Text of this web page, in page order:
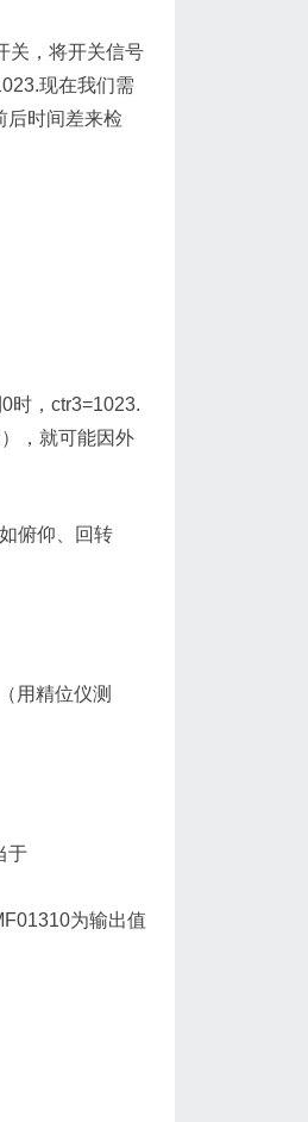
，将开关信号
现在我们需
后时间差来检
时，ctr3=1023.
，就可能因外
俯仰、回转
用精位仪测
于
为输出值